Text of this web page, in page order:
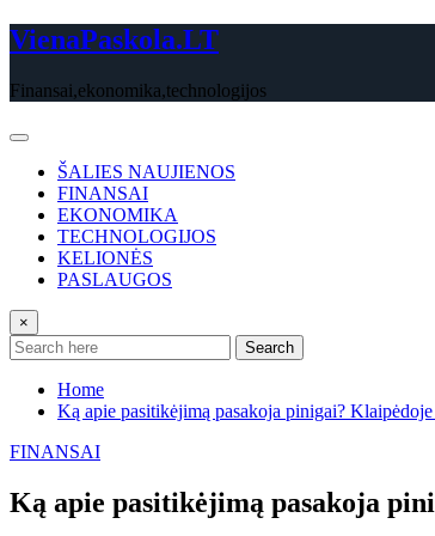
Skip
to
VienaPaskola.LT
Finansai,ekonomika,technologijos
ŠALIES NAUJIENOS
FINANSAI
EKONOMIKA
TECHNOLOGIJOS
KELIONĖS
PASLAUGOS
×
Search
Home
Ką apie pasitikėjimą pasakoja pinigai?
FINANSAI
Ką apie pasitikėjimą pasakoja